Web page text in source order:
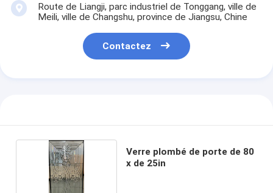
Route de Liangji, parc industriel de Tonggang, ville de
Meili, ville de Changshu, province de Jiangsu, Chine
Contactez
Verre plombé de porte de 80
x de 25in